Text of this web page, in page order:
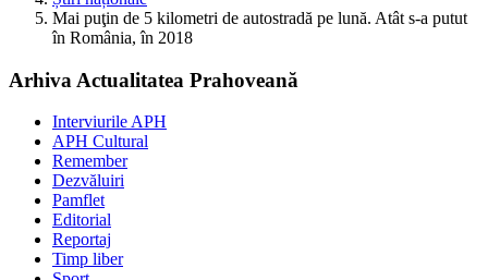
Mai puţin de 5 kilometri de autostradă pe lună. Atât s-a putut
în România, în 2018
Arhiva Actualitatea Prahoveană
Interviurile APH
APH Cultural
Remember
Dezvăluiri
Pamflet
Editorial
Reportaj
Timp liber